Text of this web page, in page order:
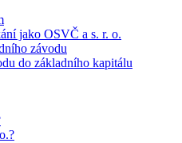
jako OSVČ a s. r. o.
závodu
do základního kapitálu